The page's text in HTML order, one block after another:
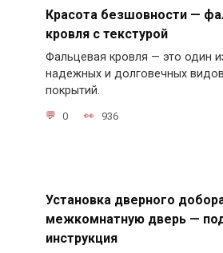
Красота безшовности —
кровля с текстурой
Фальцевая кровля — это один
надежных и долговечных
покрытий.
0 936
Установка дверного
межкомнатную дверь —
инструкция